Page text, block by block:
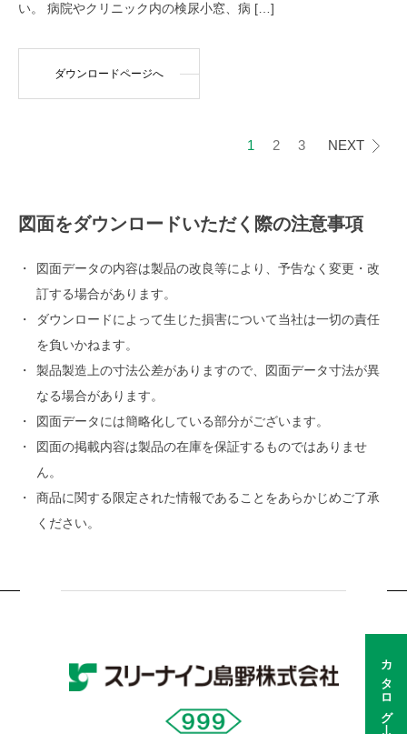
い。 病院やクリニック内の検尿小窓、病 […]
ダウンロードページへ
1 2 3 NEXT
図面をダウンロードいただく際の注意事項
図面データの内容は製品の改良等により、予告なく変更・改
訂する場合があります。
ダウンロードによって生じた損害について当社は一切の責任
を負いかねます。
製品製造上の寸法公差がありますので、図面データ寸法が異
なる場合があります。
図面データには簡略化している部分がございます。
図面の掲載内容は製品の在庫を保証するものではありませ
ん。
商品に関する限定された情報であることをあらかじめご了承
ください。
カタログ